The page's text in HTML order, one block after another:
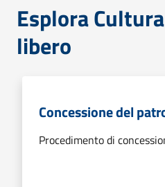
Esplora
libero
Concessione del
Procedimento di